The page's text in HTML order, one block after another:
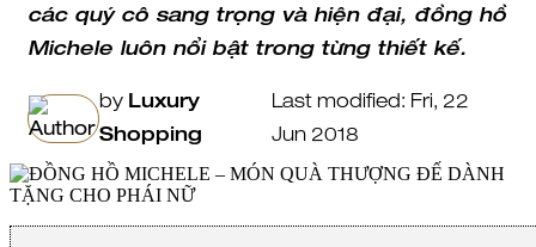
các quý cô sang trọng và hiện đại, đồng hồ
Michele luôn nổi bật trong từng thiết kế.
by Luxury
Shopping
Last modified: Fri, 22
Jun 2018